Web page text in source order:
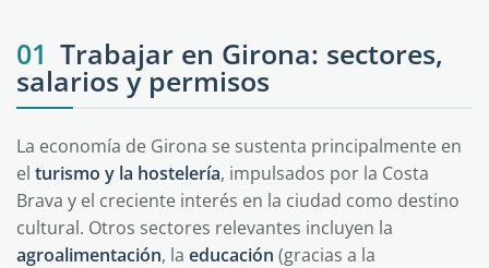
01 Trabajar en Girona: sectores,
salarios y permisos
La economía de Girona se sustenta principalmente en
el turismo y la hostelería, impulsados por la Costa
Brava y el creciente interés en la ciudad como destino
cultural. Otros sectores relevantes incluyen la
agroalimentación, la educación (gracias a la